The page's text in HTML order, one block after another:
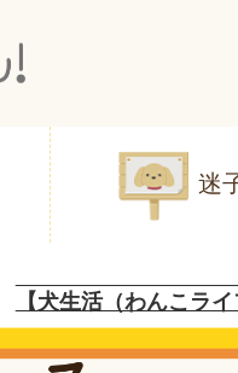
迷
【犬生活（わんこラ